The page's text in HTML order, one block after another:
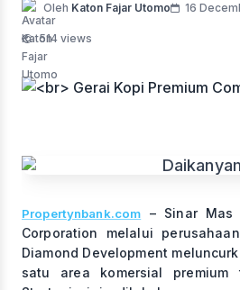
Oleh Katon Fajar Utomo 16
514 views
Propertynbank.com – Sinar Mas
Corporation melalui
Diamond Development
satu area komersial premium